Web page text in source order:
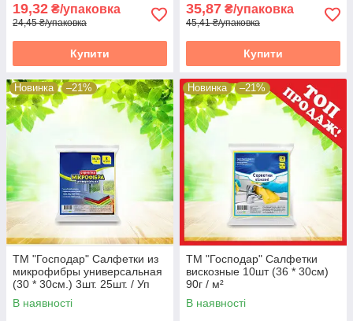
19,32 ₴/упаковка
24,45 ₴/упаковка
Купити
35,87 ₴/упаковка
45,41 ₴/упаковка
Купити
Новинка –21%
ТМ "Господар" Салфетки из
микрофибры универсальная
(30 * 30см.) 3шт. 25шт. / Уп
В наявності
Новинка –21%
ТМ "Господар" Салфетки
вискозные 10шт (36 * 30см)
90г / м²
В наявності